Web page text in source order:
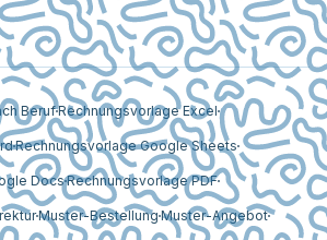
BerufRechnungsvorlage Excel
Rechnungsvorlage Google Sheets
DocsRechnungsvorlage PDF
Muster-Bestellung Muster-Angebot